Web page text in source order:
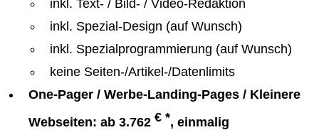
inkl. Text- / Bild- / Video-Redaktion
inkl. Spezial-Design (auf Wunsch)
inkl. Spezialprogrammierung (auf Wunsch)
keine Seiten-/Artikel-/Datenlimits
One-Pager / Werbe-Landing-Pages / Kleinere
Webseiten: ab 3.762 € *, einmalig